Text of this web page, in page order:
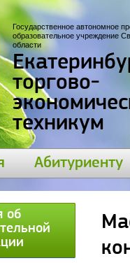
Государственное автономное
образовательное учреждение
области
торгово-
техникум
Абитуриенту
об